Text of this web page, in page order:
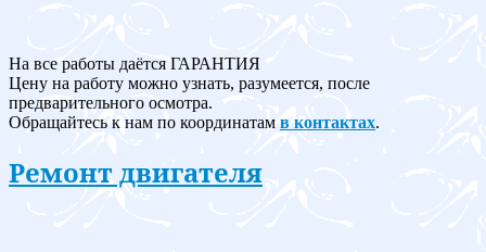
На все работы даётся ГАРАНТИЯ
Цену на работу можно узнать, разумеется, после
предварительного осмотра.
Обращайтесь к нам по координатам в контактах.
Ремонт двигателя